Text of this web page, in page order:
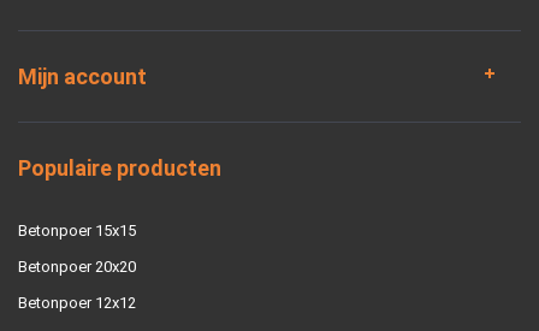
Mijn account
Populaire producten
Betonpoer 15x15
Betonpoer 20x20
Betonpoer 12x12